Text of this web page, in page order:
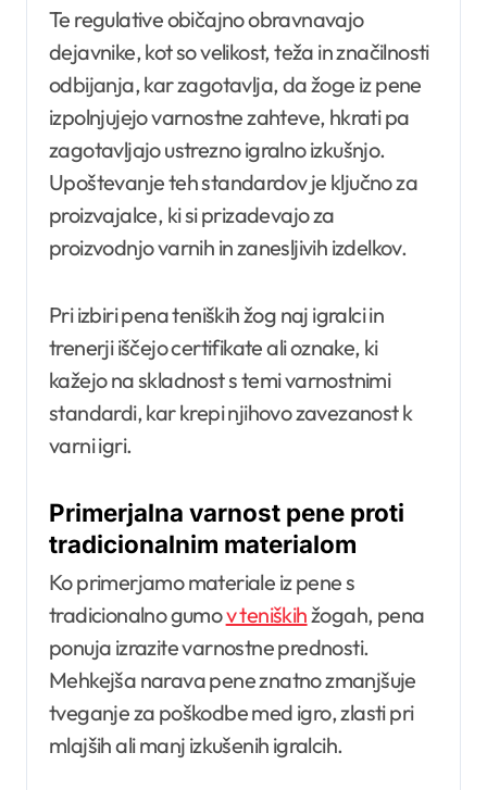
Te regulative običajno obravnavajo
dejavnike, kot so velikost, teža in značilnosti
odbijanja, kar zagotavlja, da žoge iz pene
izpolnjujejo varnostne zahteve, hkrati pa
zagotavljajo ustrezno igralno izkušnjo.
Upoštevanje teh standardov je ključno za
proizvajalce, ki si prizadevajo za
proizvodnjo varnih in zanesljivih izdelkov.
Pri izbiri pena teniških žog naj igralci in
trenerji iščejo certifikate ali oznake, ki
kažejo na skladnost s temi varnostnimi
standardi, kar krepi njihovo zavezanost k
varni igri.
Primerjalna varnost pene proti
tradicionalnim materialom
Ko primerjamo materiale iz pene s
tradicionalno gumov teniškihžogah, pena
ponuja izrazite varnostne prednosti.
Mehkejša narava pene znatno zmanjšuje
tveganje za poškodbe med igro, zlasti pri
mlajših ali manj izkušenih igralcih.